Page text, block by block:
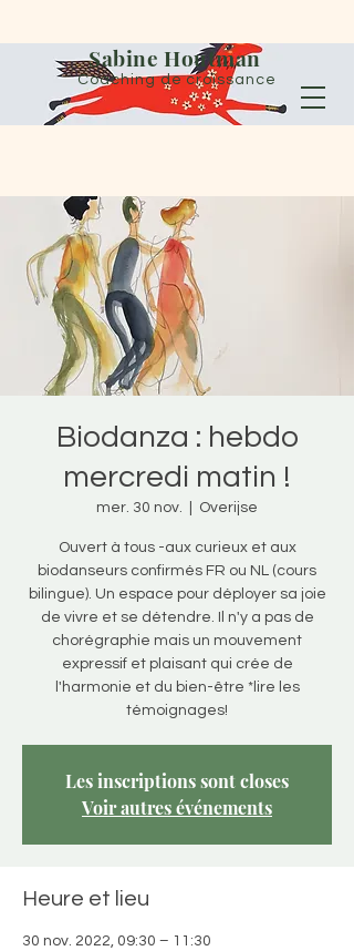
Sabine Houtman
Coaching de croissance
Biodanza : hebdo
mercredi matin !
mer. 30 nov. Overijse
Ouvert à tous -aux curieux et aux
biodanseurs confirmés FR ou NL (cours
bilingue). Un espace pour déployer sa joie
de vivre et se détendre. Il n'y a pas de
chorégraphie mais un mouvement
expressif et plaisant qui crée de
l'harmonie et du bien-être *lire les
témoignages!
Les inscriptions sont closes
Voir autres événements
Heure et lieu
30 nov. 2022, 09:30 – 11:30